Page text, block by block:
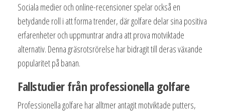
Sociala medier och online-recensioner spelar också en
betydande roll i att forma trender, där golfare delar sina positiva
erfarenheter och uppmuntrar andra att prova motviktade
alternativ. Denna gräsrotsrörelse har bidragit till deras växande
popularitet på banan.
Fallstudier från professionella golfare
Professionella golfare har alltmer antagit motviktade putters,